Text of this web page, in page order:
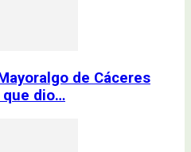
de Cáceres
que dio…